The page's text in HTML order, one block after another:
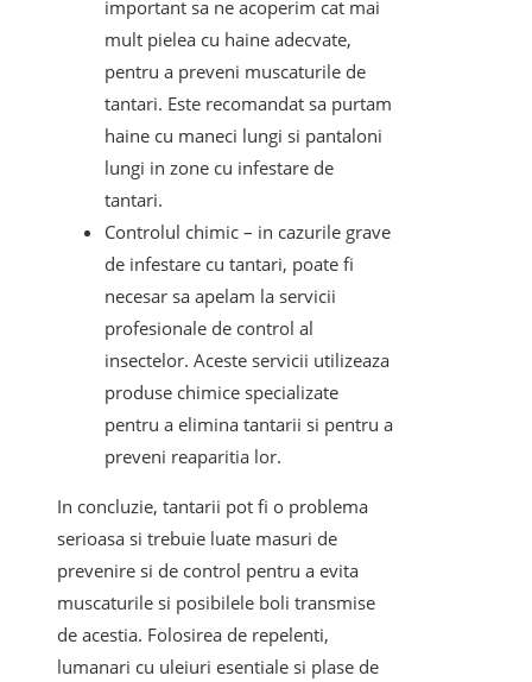
important sa ne acoperim cat mai
mult pielea cu haine adecvate,
pentru a preveni muscaturile de
tantari. Este recomandat sa purtam
haine cu maneci lungi si pantaloni
lungi in zone cu infestare de
tantari.
Controlul chimic – in cazurile grave
de infestare cu tantari, poate fi
necesar sa apelam la servicii
profesionale de control al
insectelor. Aceste servicii utilizeaza
produse chimice specializate
pentru a elimina tantarii si pentru a
preveni reaparitia lor.
In concluzie, tantarii pot fi o problema
serioasa si trebuie luate masuri de
prevenire si de control pentru a evita
muscaturile si posibilele boli transmise
de acestia. Folosirea de repelenti,
lumanari cu uleiuri esentiale si plase de